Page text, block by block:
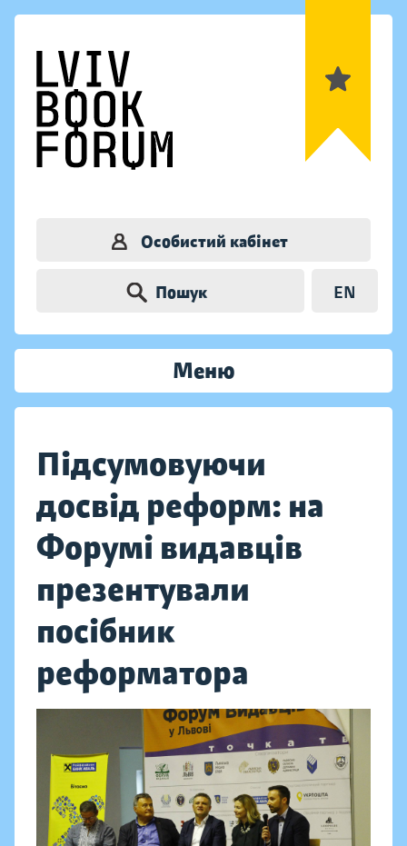
Особистий кабінет
Пошук EN
Меню
Підсумовуючи
досвід реформ: на
Форумі видавців
презентували
посібник
реформатора